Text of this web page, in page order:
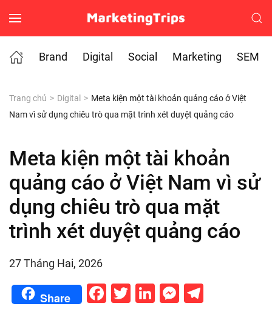
Skip to main content
Brand
Digital Social Marketing SEM
Trang chủ Digital
Meta kiện một tài khoản quảng cáo ở Việt
Nam vì sử dụng chiêu trò qua mặt trình xét duyệt quảng cáo
Meta kiện một tài khoản
quảng cáo ở Việt Nam vì sử
dụng chiêu trò qua mặt
trình xét duyệt quảng cáo
27 Tháng Hai, 2026
Share Facebook
Twitter
LinkedIn